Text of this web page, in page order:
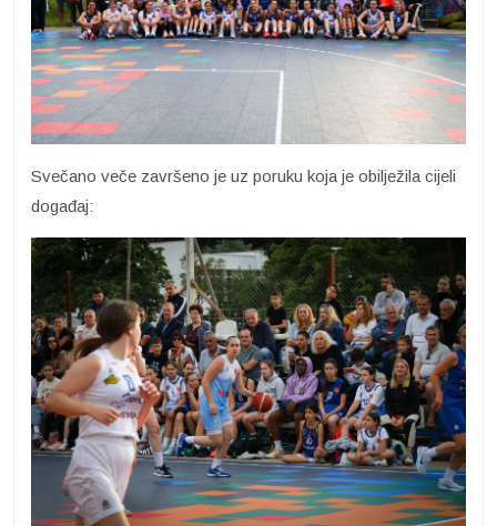
Svečano veče završeno je uz poruku koja je obilježila cijeli
događaj: